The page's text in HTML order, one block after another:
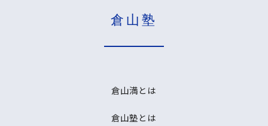
倉山塾
倉山満とは
倉山塾とは